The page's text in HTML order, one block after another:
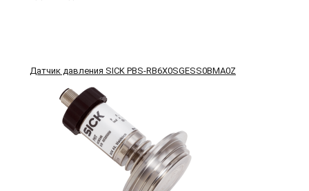
Датчик давления SICK PBS-RB6X0SGESS0BMA0Z